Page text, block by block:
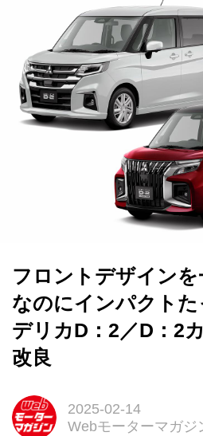
フロントデザイン
なのにインパクト
デリカD：2／D：2
改良
2025-02-14
Webモーターマガジ